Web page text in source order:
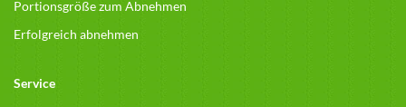
Portionsgröße zum Abnehmen
Erfolgreich abnehmen
Service